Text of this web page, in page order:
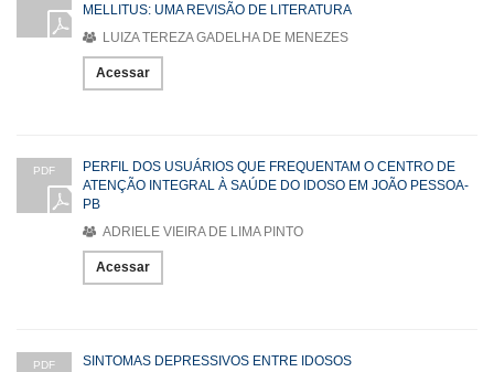
MELLITUS: UMA REVISÃO DE LITERATURA
LUIZA TEREZA GADELHA DE MENEZES
Acessar
PDF
PERFIL DOS USUÁRIOS QUE FREQUENTAM O CENTRO DE
ATENÇÃO INTEGRAL À SAÚDE DO IDOSO EM JOÃO PESSOA-
PB
ADRIELE VIEIRA DE LIMA PINTO
Acessar
PDF
SINTOMAS DEPRESSIVOS ENTRE IDOSOS